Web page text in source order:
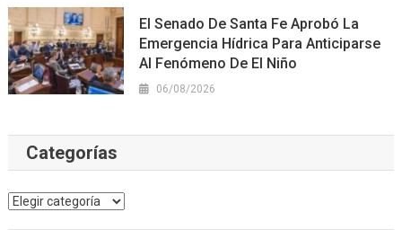
El Senado De Santa Fe Aprobó La
Emergencia Hídrica Para Anticiparse
Al Fenómeno De El Niño
06/08/2026
Categorías
Categorías